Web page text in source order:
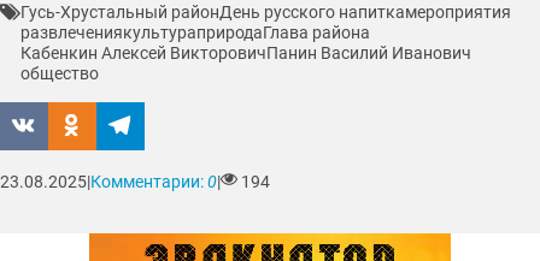
Гусь-Хрустальный районДень русского напиткамероприятия
развлечениякультураприродаГлава района
Кабенкин Алексей ВикторовичПанин Василий Иванович
общество
23.08.2025|Комментарии:0| 194